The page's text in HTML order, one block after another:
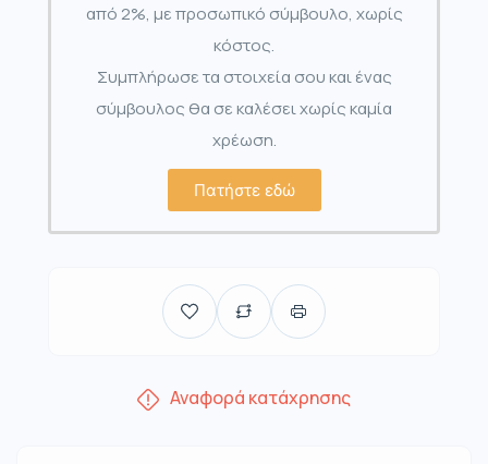
από 2%, με προσωπικό σύμβουλο, χωρίς
κόστος.
Συμπλήρωσε τα στοιχεία σου και ένας
σύμβουλος θα σε καλέσει χωρίς καμία
χρέωση.
Πατήστε εδώ
Αναφορά κατάχρησης